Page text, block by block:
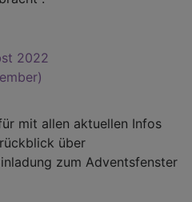
2022
mit allen aktuellen Infos
über
zum Adventsfenster